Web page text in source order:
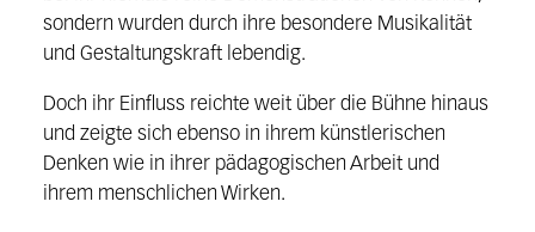
sondern wurden durch ihre besondere Musikalität
und Gestaltungskraft lebendig.
Doch ihr Einfluss reichte weit über die Bühne hinaus
und zeigte sich ebenso in ihrem künstlerischen
Denken wie in ihrer pädagogischen Arbeit und
ihrem menschlichen Wirken.